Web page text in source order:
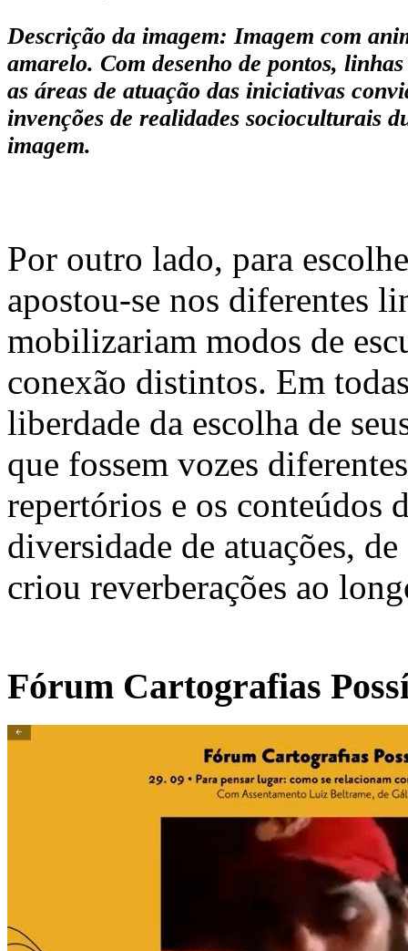
Descrição da imagem: Imagem com
amarelo. Com desenho de pontos,
as áreas de atuação das iniciativas
invenções de realidades socioculturais
imagem.
Por outro lado, para
apostou-se nos diferentes
mobilizariam modos de
conexão distintos. Em
liberdade da escolha de
que fossem vozes
repertórios e os conteúdos
diversidade de atuações,
criou reverberações ao
Fórum Cartografias